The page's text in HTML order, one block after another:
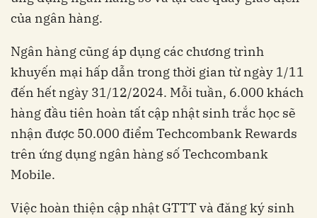
của ngân hàng.
Ngân hàng cũng áp dụng các chương trình
khuyến mại hấp dẫn trong thời gian từ ngày 1/11
đến hết ngày 31/12/2024. Mỗi tuần, 6.000 khách
hàng đầu tiên hoàn tất cập nhật sinh trắc học sẽ
nhận được 50.000 điểm Techcombank Rewards
trên ứng dụng ngân hàng số Techcombank
Mobile.
Việc hoàn thiện cập nhật GTTT và đăng ký sinh